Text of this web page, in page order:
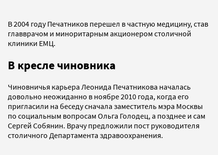
В 2004 году Печатников перешел в частную медицину, став
главврачом и миноритарным акционером столичной
клиники ЕМЦ.
В кресле чиновника
Чиновничья карьера Леонида Печатникова началась
довольно неожиданно в ноябре 2010 года, когда его
пригласили на беседу сначала заместитель мэра Москвы
по социальным вопросам Ольга Голодец, а позднее и сам
Сергей Собянин. Врачу предложили пост руководителя
столичного Департамента здравоохранения.